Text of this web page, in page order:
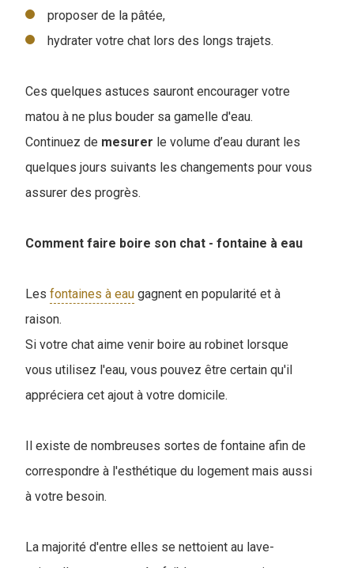
proposer de la pâtée,
hydrater votre chat lors des longs trajets.
Ces quelques astuces sauront encourager votre
matou à ne plus bouder sa gamelle d'eau.
Continuez de mesurer le volume d’eau durant les
quelques jours suivants les changements pour vous
assurer des progrès.
Comment faire boire son chat - fontaine à eau
Les fontaines à eau gagnent en popularité et à
raison.
Si votre chat aime venir boire au robinet lorsque
vous utilisez l'eau, vous pouvez être certain qu'il
appréciera cet ajout à votre domicile.
Il existe de nombreuses sortes de fontaine afin de
correspondre à l'esthétique du logement mais aussi
à votre besoin.
La majorité d'entre elles se nettoient au lave-